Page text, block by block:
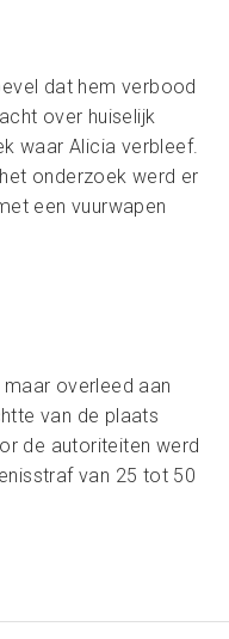
dat hem verbood
over huiselijk
waar Alicia verbleef.
onderzoek werd er
een vuurwapen
overleed aan
van de plaats
de autoriteiten werd
van 25 tot 50